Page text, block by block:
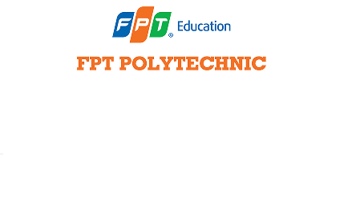
Giao lưu trực tuyến